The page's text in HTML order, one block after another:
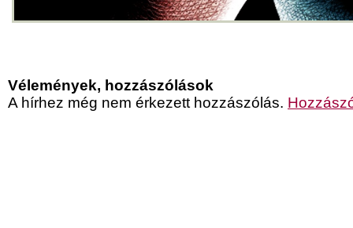
Vélemények, hozzászólások
A hírhez még nem érkezett hozzászólás.